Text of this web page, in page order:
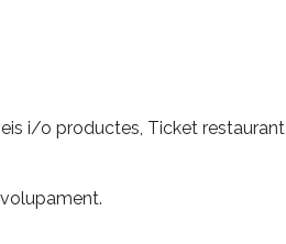
i/o productes, Ticket restaurant,